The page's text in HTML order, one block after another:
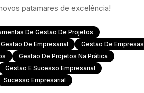
patamares de excelência!
De Gestão De Projetos
Gestão De Empresarial
Gestão De Empresas
Gestão De Projetos Na Prática
Gestão E Sucesso Empresarial
Sucesso Empresarial